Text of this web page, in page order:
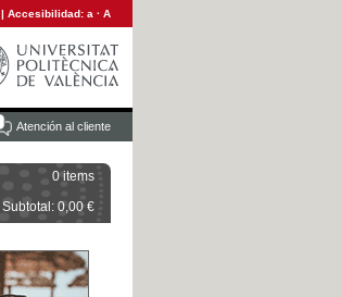
| Accesibilidad: a · A
Atención al cliente
0 items
Subtotal: 0,00 €